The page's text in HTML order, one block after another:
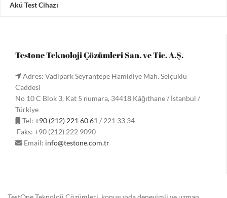
Akü Test Cihazı
Testone Teknoloji Çözümleri San. ve Tic. A.Ş.
Adres: Vadipark Seyrantepe Hamidiye Mah. Selçuklu
Caddesi
No 10 C Blok 3. Kat 5 numara, 34418 Kâğıthane / İstanbul /
Türkiye
Tel: +90 (212) 221 60 61 / 221 33 34
Faks: +90 (212) 222 9090
Email: info@testone.com.tr